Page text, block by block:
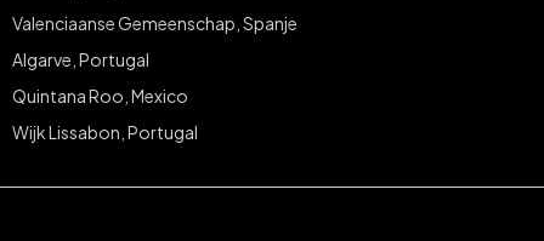
Valenciaanse Gemeenschap, Spanje
Algarve, Portugal
Quintana Roo, Mexico
Wijk Lissabon, Portugal